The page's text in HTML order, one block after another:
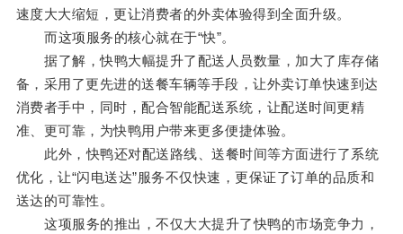
速度大大缩短，更让消费者的外卖体验得到全面升级。
而这项服务的核心就在于“快”。
据了解，快鸭大幅提升了配送人员数量，加大了库存储
备，采用了更先进的送餐车辆等手段，让外卖订单快速到达
消费者手中，同时，配合智能配送系统，让配送时间更精
准、更可靠，为快鸭用户带来更多便捷体验。
此外，快鸭还对配送路线、送餐时间等方面进行了系统
优化，让“闪电送达”服务不仅快速，更保证了订单的品质和
送达的可靠性。
这项服务的推出，不仅大大提升了快鸭的市场竞争力，